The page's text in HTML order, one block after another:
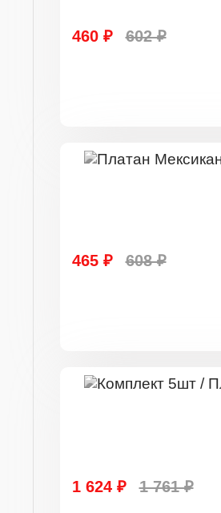
460 ₽ 602 ₽
465 ₽ 608 ₽
1 624 ₽ 1 761 ₽